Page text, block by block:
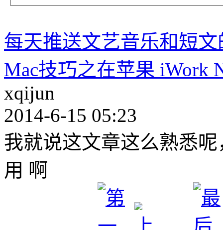
每天推送文艺音乐和短
Mac技巧之在苹果 iWork
xqijun
2014-6-15 05:23
我就说这文章这么熟悉
用 啊